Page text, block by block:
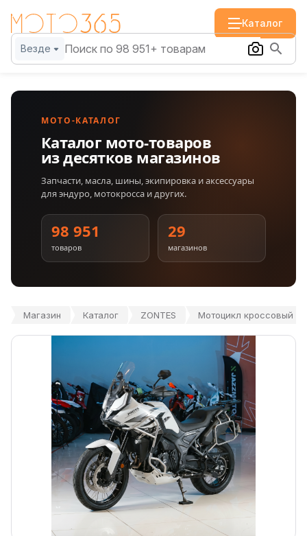
Каталог
Везде
МОТО-КАТАЛОГ
Каталог мото-товаров
из десятков магазинов
Запчасти, масла, шины, экипировка и аксессуары
для эндуро, мотокросса и других.
98 951
товаров
29
магазинов
Магазин Каталог ZONTES Мотоцикл кроссовый